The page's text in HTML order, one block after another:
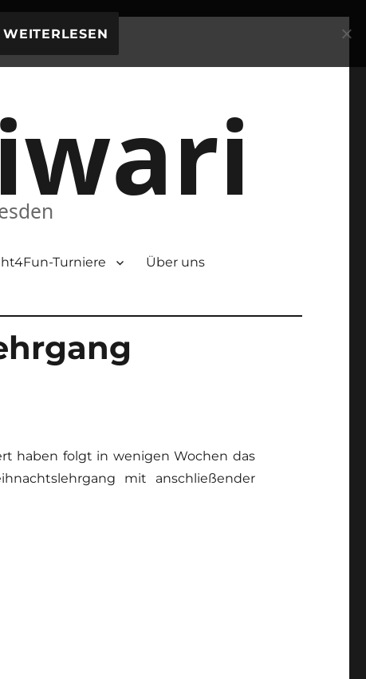
Turniere Über uns
haben folgt in wenigen Wochen das
mit anschließender
WEITERLESEN